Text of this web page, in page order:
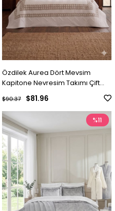
Özdilek Aurea Dört Mevsim
Kapitone Nevresim Takımı Çift
Kişilik - KREM
$81.96
$90.37
%11